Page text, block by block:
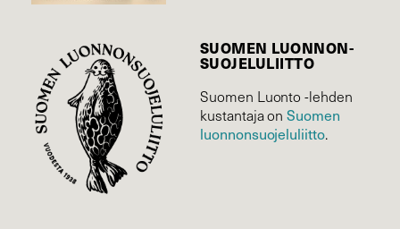
SUOMEN LUONNON­
SUOJELU­LIITTO
Suomen Luonto -lehden
kustantaja onSuomen
luonnonsuojelu­liitto.